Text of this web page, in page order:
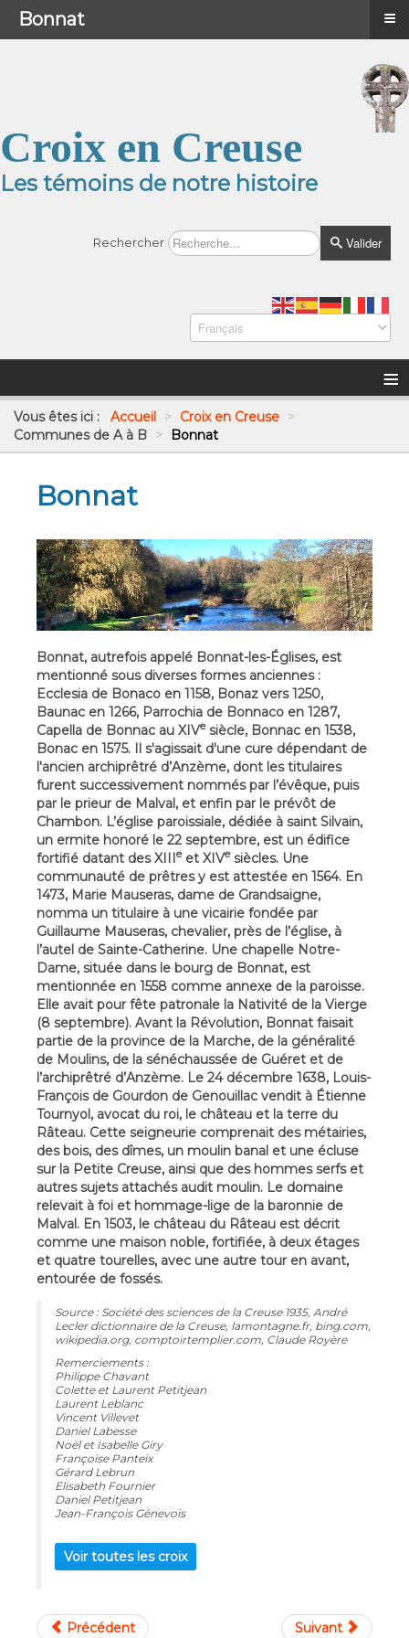
Croix en Creuse
Les témoins de notre histoire
Rechercher Valider
≡
Vous êtes ici : Accueil > Croix en Creuse >
Communes de A à B > Bonnat
Bonnat
Bonnat, autrefois appelé Bonnat-les-Églises, est
mentionné sous diverses formes anciennes :
Ecclesia de Bonaco en 1158, Bonaz vers 1250,
Baunac en 1266, Parrochia de Bonnaco en 1287,
Capella de Bonnac au XIVesiècle, Bonnac en 1538,
Bonac en 1575. Il s'agissait d'une cure dépendant de
l'ancien archiprêtré d’Anzème, dont les titulaires
furent successivement nommés par l’évêque, puis
par le prieur de Malval, et enfin par le prévôt de
Chambon. L’église paroissiale, dédiée à saint Silvain,
un ermite honoré le 22 septembre, est un édifice
fortifié datant des XIIIeet XIVesiècles. Une
communauté de prêtres y est attestée en 1564. En
1473, Marie Mauseras, dame de Grandsaigne,
nomma un titulaire à une vicairie fondée par
Guillaume Mauseras, chevalier, près de l’église, à
l’autel de Sainte-Catherine. Une chapelle Notre-
Dame, située dans le bourg de Bonnat, est
mentionnée en 1558 comme annexe de la paroisse.
Elle avait pour fête patronale la Nativité de la Vierge
(8 septembre). Avant la Révolution, Bonnat faisait
partie de la province de la Marche, de la généralité
de Moulins, de la sénéchaussée de Guéret et de
l’archiprêtré d’Anzème. Le 24 décembre 1638, Louis-
François de Gourdon de Genouillac vendit à Étienne
Tournyol, avocat du roi, le château et la terre du
Râteau. Cette seigneurie comprenait des métairies,
des bois, des dîmes, un moulin banal et une écluse
sur la Petite Creuse, ainsi que des hommes serfs et
autres sujets attachés audit moulin. Le domaine
relevait à foi et hommage-lige de la baronnie de
Malval. En 1503, le château du Râteau est décrit
comme une maison noble, fortifiée, à deux étages
et quatre tourelles, avec une autre tour en avant,
entourée de fossés.
Source : Société des sciences de la Creuse 1935, André
Lecler dictionnaire de la Creuse, lamontagne.fr, bing.com,
wikipedia.org, comptoirtemplier.com, Claude Royère
Remerciements :
Philippe Chavant
Colette et Laurent Petitjean
Laurent Leblanc
Vincent Villevet
Daniel Labesse
Noël et Isabelle Giry
Françoise Panteix
Gérard Lebrun
Elisabeth Fournier
Daniel Petitjean
Jean-François Génevois
Voir toutes les croix
Précédent Suivant
Menu ≡
Bonnat ≡